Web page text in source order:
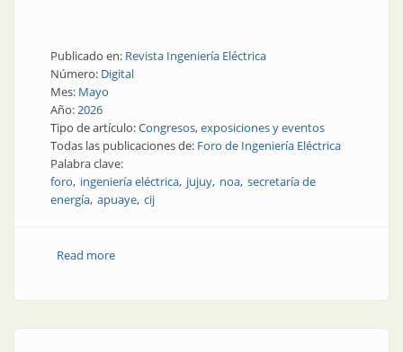
Publicado en: Revista Ingeniería Eléctrica
Número: Digital
Mes: Mayo
Año:2026
Tipo de artículo:Congresos, exposiciones y eventos
Todas las publicaciones de: Foro de Ingeniería Eléctrica
Palabra clave:
foro ingeniería eléctrica jujuy noa secretaría de
energía apuaye cij
Read moreabout ¡Ya empieza! 20 y 21 de mayo, foro en Jujuy